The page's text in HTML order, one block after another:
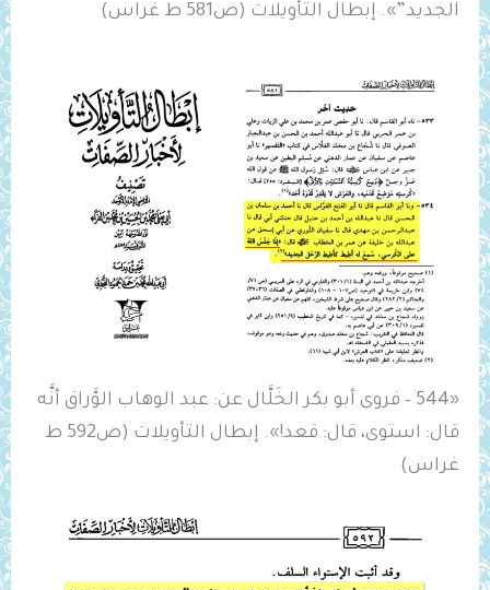
الجديد”». إبطال التأويلات (ص581 ط غراس)
«544 – فروى أبو بكر الخَلَّال عن: عبد الوهاب ‌الوَّراق أنَّه
قال: ‌استوى، قال: ‌قعد!». إبطال التأويلات (ص592 ط
غراس)